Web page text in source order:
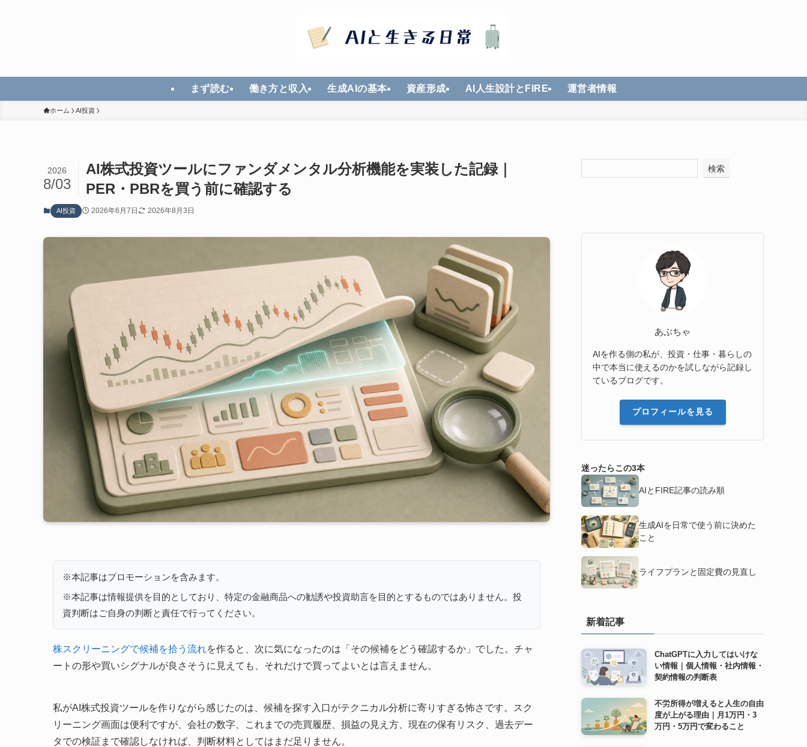
まず読む 働き方と収入 生成AIの基本 資産形成 AI人生設計とFIRE 運営者情報
ホーム AI投資
AI株式投資ツールにファンダメンタル分析機能を実装した記録｜
PER・PBRを買う前に確認する
2026
8/03
AI投資 2026年6月7日 2026年8月3日
※本記事はプロモーションを含みます。
※本記事は情報提供を目的としており、特定の金融商品への勧誘や投資助言を目的とするものではありません。投
資判断はご自身の判断と責任で行ってください。
株スクリーニングで候補を拾う流れを作ると、次に気になったのは「その候補をどう確認するか」でした。チャ
ートの形や買いシグナルが良さそうに見えても、それだけで買ってよいとは言えません。
私がAI株式投資ツールを作りながら感じたのは、候補を探す入口がテクニカル分析に寄りすぎる怖さです。スク
リーニング画面は便利ですが、会社の数字、これまでの売買履歴、損益の見え方、現在の保有リスク、過去デー
タでの検証まで確認しなければ、判断材料としてはまだ足りません。
検索
あぶちゃ
AIを作る側の私が、投資・仕事・暮らしの
中で本当に使えるのかを試しながら記録し
ているブログです。
プロフィールを見る
迷ったらこの3本
AIとFIRE記事の読み順
生成AIを日常で使う前に決めた
こと
ライフプランと固定費の見直し
新着記事
ChatGPTに入力してはいけな
い情報｜個人情報・社内情報・
契約情報の判断表
不労所得が増えると人生の自由
度が上がる理由｜月1万円・3
万円・5万円で変わること